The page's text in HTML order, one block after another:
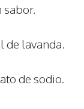
sabor.
de lavanda.
de sodio.